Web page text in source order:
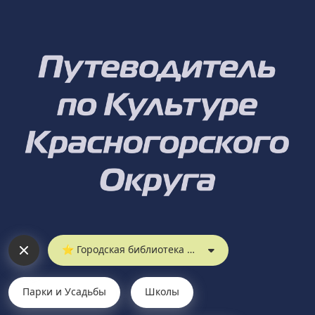
⭐︎ Городская библиотека № 6
Парки и Усадьбы Школы